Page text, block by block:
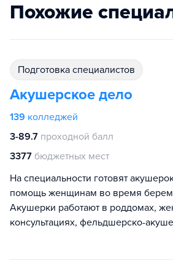
Похожие
подготовка специалистов
Акушерское дело
139 колледжей
3-89.7 проходной балл
3377 бюджетных мест
На специальности готовят
помощь женщинам во время
Акушерки работают в роддомах,
консультациях, фельдшерско-